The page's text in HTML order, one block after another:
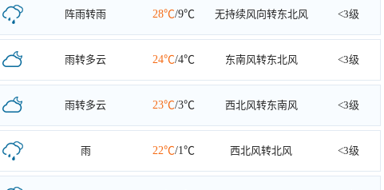
阵雨转雨 28℃/9℃ 无持续风向转东北风 <3级
雨转多云 24℃/4℃ 东南风转东北风 <3级
雨转多云 23℃/3℃ 西北风转东南风 <3级
雨 22℃/1℃ 西北风转北风 <3级